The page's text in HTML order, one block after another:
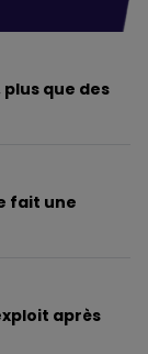
plus que des
fait une
après